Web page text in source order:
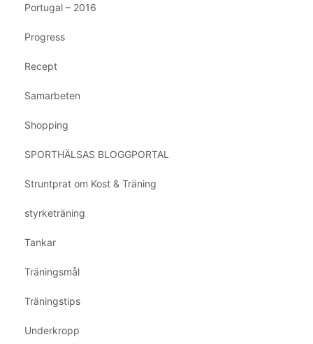
Portugal – 2016
Progress
Recept
Samarbeten
Shopping
SPORTHÄLSAS BLOGGPORTAL
Struntprat om Kost & Träning
styrketräning
Tankar
Träningsmål
Träningstips
Underkropp